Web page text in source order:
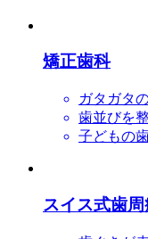
矯正歯科
ガタガタ
歯並びを
子どもの
スイス式歯